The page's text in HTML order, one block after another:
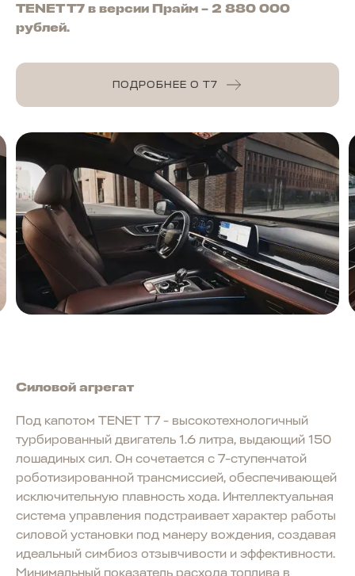
TENET T7 в версии Прайм – 2 880 000
рублей.
ПОДРОБНЕЕ О T7
Силовой агрегат
Под капотом TENET T7 - высокотехнологичный
турбированный двигатель 1.6 литра, выдающий 150
лошадиных сил. Он сочетается с 7-ступенчатой
роботизированной трансмиссией, обеспечивающей
исключительную плавность хода. Интеллектуальная
система управления подстраивает характер работы
силовой установки под манеру вождения, создавая
идеальный симбиоз отзывчивости и эффективности.
Минимальный показатель расхода топлива в